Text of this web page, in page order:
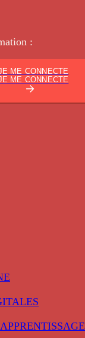
:
ME CONNECTE
ME CONNECTE